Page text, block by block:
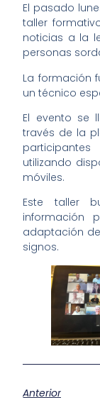
El pasado
taller
noticias a la
personas
La formación
un técnico
El evento se
través de la
utilizando
móviles.
Este taller
información
adaptación
signos.
Anterior